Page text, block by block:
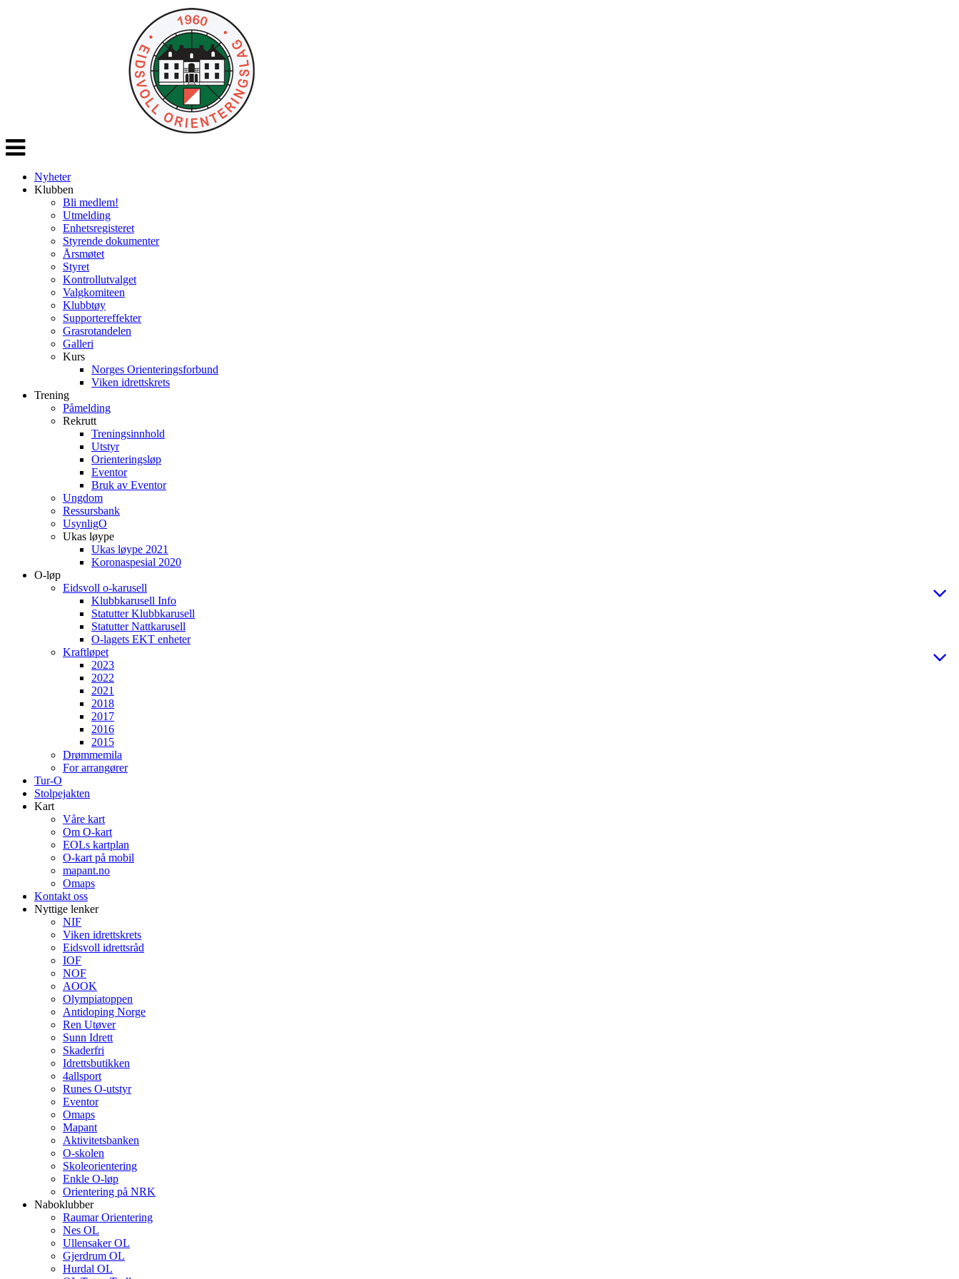
Veksle
navigasjon
Nyheter
Klubben
Bli medlem!
Utmelding
Enhetsregisteret
Styrende dokumenter
Årsmøtet
Styret
Kontrollutvalget
Valgkomiteen
Klubbtøy
Supportereffekter
Grasrotandelen
Galleri
Kurs
Norges Orienteringsforbund
Viken idrettskrets
Trening
Påmelding
Rekrutt
Treningsinnhold
Utstyr
Orienteringsløp
Eventor
Bruk av Eventor
Ungdom
Ressursbank
UsynligO
Ukas løype
Ukas løype 2021
Koronaspesial 2020
O-løp
Eidsvoll o-karusell
Klubbkarusell Info
Statutter Klubbkarusell
Statutter Nattkarusell
O-lagets EKT enheter
Kraftløpet
2023
2022
2021
2018
2017
2016
2015
Drømmemila
For arrangører
Tur-O
Stolpejakten
Kart
Våre kart
Om O-kart
EOLs kartplan
O-kart på mobil
mapant.no
Omaps
Kontakt oss
Nyttige lenker
NIF
Viken idrettskrets
Eidsvoll idrettsråd
IOF
NOF
AOOK
Olympiatoppen
Antidoping Norge
Ren Utøver
Sunn Idrett
Skaderfri
Idrettsbutikken
4allsport
Runes O-utstyr
Eventor
Omaps
Mapant
Aktivitetsbanken
O-skolen
Skoleorientering
Enkle O-løp
Orientering på NRK
Naboklubber
Raumar Orientering
Nes OL
Ullensaker OL
Gjerdrum OL
Hurdal OL